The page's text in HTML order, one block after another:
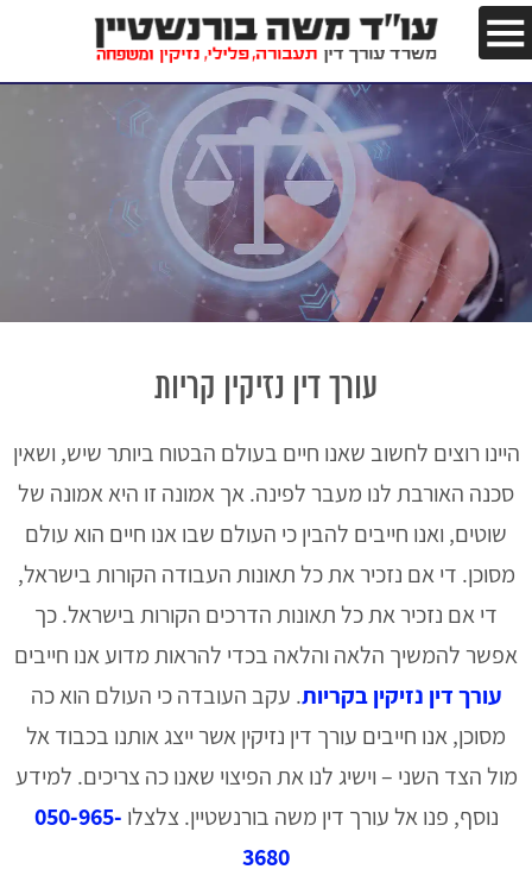
עורך דין נזיקין קריות
היינו רוצים לחשוב שאנו חיים בעולם הבטוח ביותר שיש, ושאין
סכנה האורבת לנו מעבר לפינה. אך אמונה זו היא אמונה של
שוטים, ואנו חייבים להבין כי העולם שבו אנו חיים הוא עולם
מסוכן. די אם נזכיר את כל תאונות העבודה הקורות בישראל,
די אם נזכיר את כל תאונות הדרכים הקורות בישראל. כך
אפשר להמשיך הלאה והלאה בכדי להראות מדוע אנו חייבים
עורך דין נזיקין בקריות. עקב העובדה כי העולם הוא כה
מסוכן, אנו חייבים עורך דין נזיקין אשר ייצג אותנו בכבוד אל
מול הצד השני – וישיג לנו את הפיצוי שאנו כה צריכים. למידע
נוסף, פנו אל עורך דין משה בורנשטיין. צלצלו 050-965-
3680